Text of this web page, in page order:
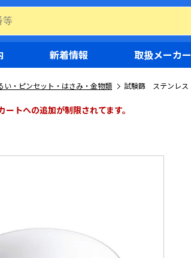
新着情報 取扱メーカー
い・ピンセット・はさみ・金物類 試験篩 ステンレス
トへの追加が制限されてます。